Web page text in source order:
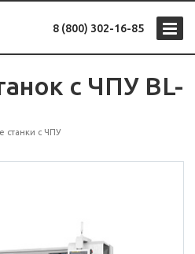
8 (800) 302-16-85
с ЧПУ BL-
станки с ЧПУ